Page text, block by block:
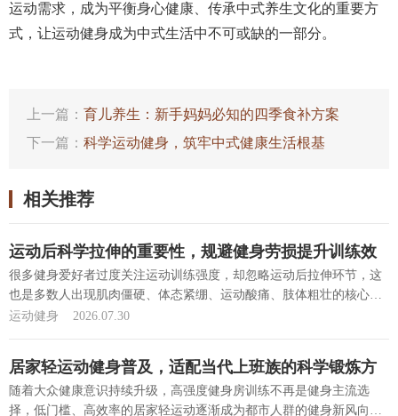
运动需求，成为平衡身心健康、传承中式养生文化的重要方
式，让运动健身成为中式生活中不可或缺的一部分。
上一篇： 育儿养生：新手妈妈必知的四季食补方案
下一篇： 科学运动健身，筑牢中式健康生活根基
相关推荐
运动后科学拉伸的重要性，规避健身劳损提升训练效
果
很多健身爱好者过度关注运动训练强度，却忽略运动后拉伸环节，这
也是多数人出现肌肉僵硬、体态紧绷、运动酸痛、肢体粗壮的核心
原...[详细]
运动健身 2026.07.30
居家轻运动健身普及，适配当代上班族的科学锻炼方
式
随着大众健康意识持续升级，高强度健身房训练不再是健身主流选
择，低门槛、高效率的居家轻运动逐渐成为都市人群的健身新风向。